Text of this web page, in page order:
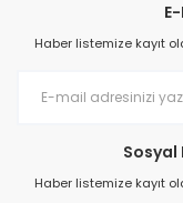
Haber listemize kayıt
Sosyal
Haber listemize kayıt